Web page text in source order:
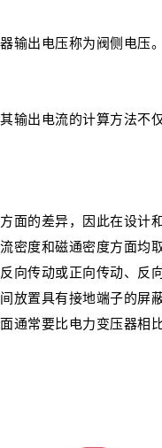
输出电压称为阀侧电压
输出电流的计算方法
面的差异，因此在设
密度和磁通密度方面
向传动或正向传动、反
放置具有接地端子的屏
通常要比电力变压器相